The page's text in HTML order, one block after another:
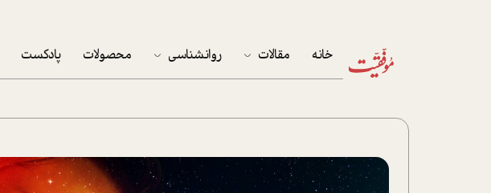
خانه مقالات
پرونده ویژه
روانشناسی محصولات پادکست